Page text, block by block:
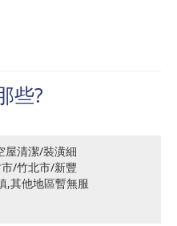
些?
屋清潔/裝潢細
/竹北市/新豐
,其他地區暫無服